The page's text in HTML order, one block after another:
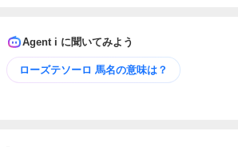
Agent i に聞いてみよう
ローズテソーロ 馬名の意味は？